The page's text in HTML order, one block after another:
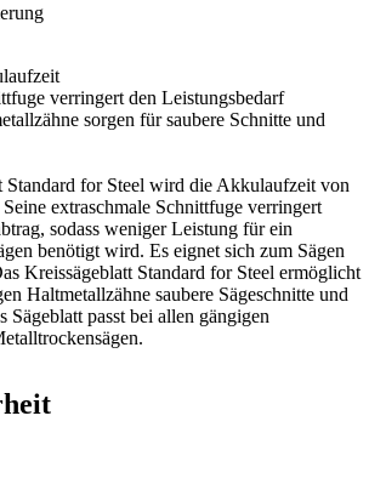
verringert den Leistungsbedarf
sorgen für saubere Schnitte und
Standard for Steel wird die Akkulaufzeit von
extraschmale Schnittfuge verringert
sodass weniger Leistung für ein
benötigt wird. Es eignet sich zum Sägen
Kreissägeblatt Standard for Steel ermöglicht
Haltmetallzähne saubere Sägeschnitte und
Sägeblatt passt bei allen gängigen